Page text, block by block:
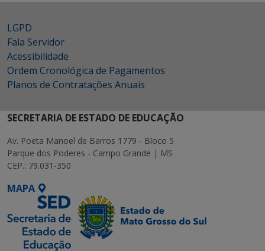
LGPD
Fala Servidor
Acessibilidade
Ordem Cronológica de Pagamentos
Planos de Contratações Anuais
SECRETARIA DE ESTADO DE EDUCAÇÃO
Av. Poeta Manoel de Barros 1779 - Bloco 5
Parque dos Poderes - Campo Grande | MS
CEP.: 79.031-350
MAPA